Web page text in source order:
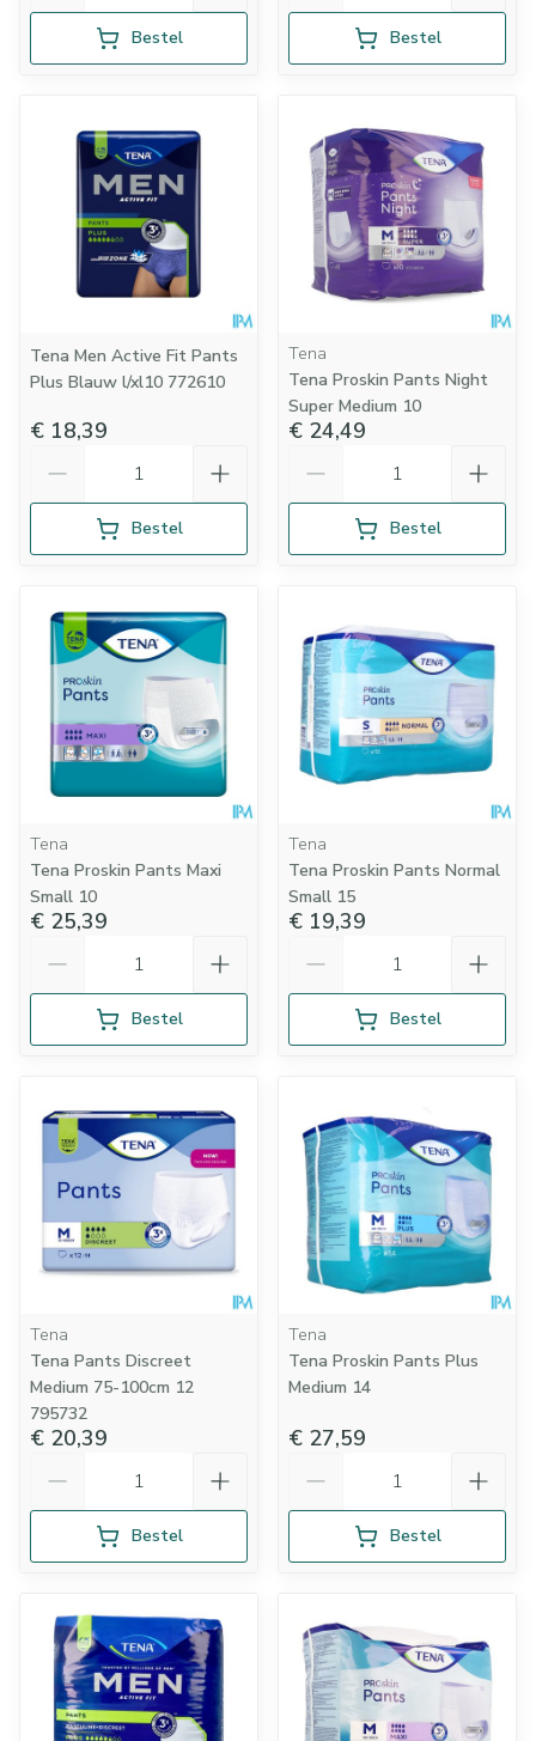
Bestel Bestel
Tena Men Active Fit Pants
Plus Blauw l/xl10 772610
€ 18,39
Bestel
Tena
Tena Proskin Pants Night
Super Medium 10
€ 24,49
Bestel
Tena
Tena Proskin Pants Maxi
Small 10
€ 25,39
Bestel
Tena
Tena Proskin Pants Normal
Small 15
€ 19,39
Bestel
Tena
Tena Pants Discreet
Medium 75-100cm 12
795732
€ 20,39
Bestel
Tena
Tena Proskin Pants Plus
Medium 14
€ 27,59
Bestel